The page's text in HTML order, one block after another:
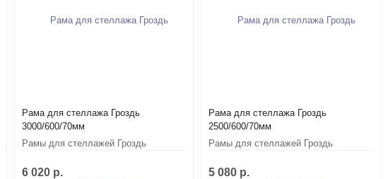
Рама для стеллажа Гроздь
3000/600/70мм
Рамы для стеллажей Гроздь
6 020 р.
Рама для стеллажа Гроздь
2500/600/70мм
Рамы для стеллажей Гроздь
5 080 р.